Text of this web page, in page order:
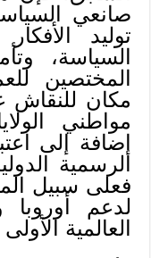
صانعي
توليد
السياسة،
المختصين
مكان للنقاش
مواطني
إضافة إلى
الرسمية
فعلى سبيل
لدعم أوروبا
العالمية